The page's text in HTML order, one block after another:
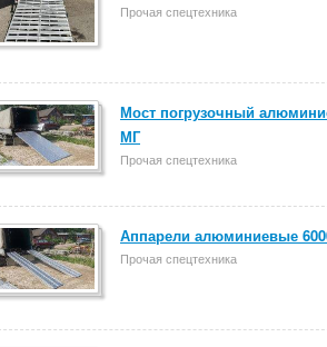
Прочая спецтехника
Мост погрузочный
МГ
Прочая спецтехника
Аппарели алюминиевые
Прочая спецтехника